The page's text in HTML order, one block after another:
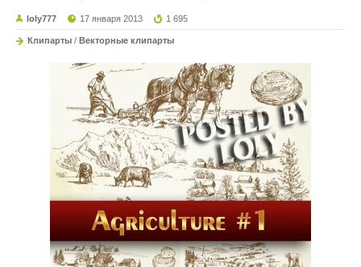
loly777 17 января 2013 1 695
Клипарты / Векторные клипарты